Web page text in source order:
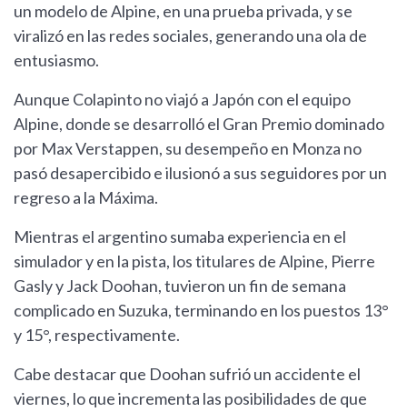
un modelo de Alpine, en una prueba privada, y se
viralizó en las redes sociales, generando una ola de
entusiasmo.
Aunque Colapinto no viajó a Japón con el equipo
Alpine, donde se desarrolló el Gran Premio dominado
por Max Verstappen, su desempeño en Monza no
pasó desapercibido e ilusionó a sus seguidores por un
regreso a la Máxima.
Mientras el argentino sumaba experiencia en el
simulador y en la pista, los titulares de Alpine, Pierre
Gasly y Jack Doohan, tuvieron un fin de semana
complicado en Suzuka, terminando en los puestos 13°
y 15°, respectivamente.
Cabe destacar que Doohan sufrió un accidente el
viernes, lo que incrementa las posibilidades de que